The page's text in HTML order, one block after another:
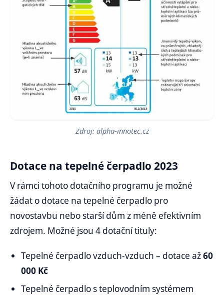
Zdroj: alpha-innotec.cz
Dotace na tepelné čerpadlo 2023
V rámci tohoto dotačního programu je možné
žádat o dotace na tepelné čerpadlo pro
novostavbu nebo starší dům z méně efektivním
zdrojem. Možné jsou 4 dotační tituly:
Tepelné čerpadlo vzduch-vzduch – dotace až60
000 Kč
Tepelné čerpadlo s teplovodním systémem